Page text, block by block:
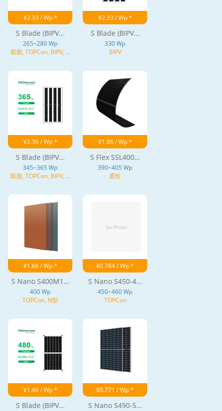
¥2.33 / Wp *
S Blade (BIPV...
265~280 Wp
双面, TOPCon, BIPV, N
¥2.33 / Wp *
S Blade (BIPV...
330 Wp
BIPV
¥2.36 / Wp *
S Blade (BIPV...
345~365 Wp
双面, TOPCon, BIPV, N
¥1.86 / Wp *
S Flex SSL400...
390~405 Wp
柔性
¥1.66 / Wp *
S Nano S400M1...
400 Wp
TOPCon, N型
¥0.784 / Wp *
S Nano S450-4...
450~460 Wp
TOPCon
¥1.46 / Wp *
S Blade (BIPV...
¥0.771 / Wp *
S Nano S490-5...